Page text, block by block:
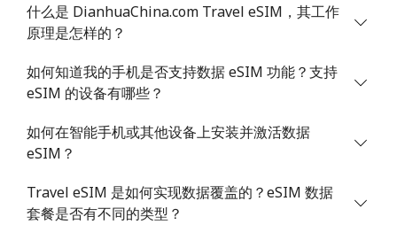
什么是 DianhuaChina.com Travel eSIM，其工作
原理是怎样的？
如何知道我的手机是否支持数据 eSIM 功能？支持
eSIM 的设备有哪些？
如何在智能手机或其他设备上安装并激活数据
eSIM？
Travel eSIM 是如何实现数据覆盖的？eSIM 数据
套餐是否有不同的类型？